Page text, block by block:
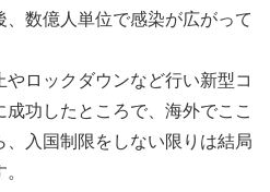
数億人単位で感染が広がって
やロックダウンなど行い新型コ
功したところで、海外でここ
、入国制限をしない限りは結局